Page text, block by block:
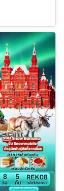
Aurora
นุสาวรีย์
นิวเคลียร์ (ถ่าย
งมอสโคว์ - ซา
าติเชเรเมเตีย